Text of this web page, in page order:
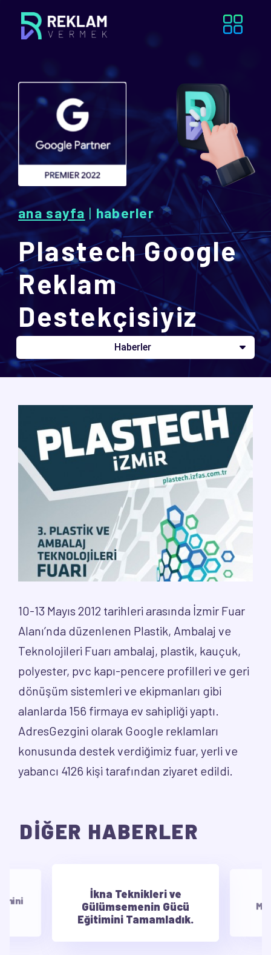
ana sayfa | haberler
Plastech Google
Reklam
Destekçisiyiz
Haberler
10-13 Mayıs 2012 tarihleri arasında İzmir Fuar
Alanı’nda düzenlenen Plastik, Ambalaj ve
Teknolojileri Fuarı ambalaj, plastik, kauçuk,
polyester, pvc kapı-pencere profilleri ve geri
dönüşüm sistemleri ve ekipmanları gibi
alanlarda 156 firmaya ev sahipliği yaptı.
AdresGezgini olarak Google reklamları
konusunda destek verdiğimiz fuar, yerli ve
yabancı 4126 kişi tarafından ziyaret edildi.
DİĞER HABERLER
İkna Teknikleri ve
Gülümsemenin Gücü
Eğitimini Tamamladık.